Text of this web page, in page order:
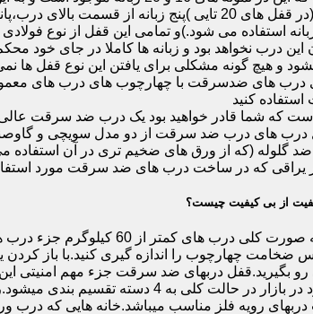
زبانه استفاده می شود.)و تمامی این قفل از نوع
این درب نخواهد بود و زبانه ها کاملا در جای خود
و هیچ گونه مشکلی برای یافتن این نوع قفل ها
های ضدسرقت با چهارچوب های درب های معمولی
کنید
که شما قادر خواهید بود یک درب ضد سرقت عالی
های درب ضد سرقت از دو مدل سویچی و
گلوله (که از ورق های ضخیم تری در آن
یراقی که در ساخت درب های ضد سرقت مورد
از بی کیفیت چیست؟
ضخامت چهارچوب را اندازه گیری کنید.با باز
رو بگیرید.قفل دربهای ضد سرقت جزء مهم
شماست.بیشتر درب های موجود در
رویه فلز مناسب میباشد.خانه هایی که